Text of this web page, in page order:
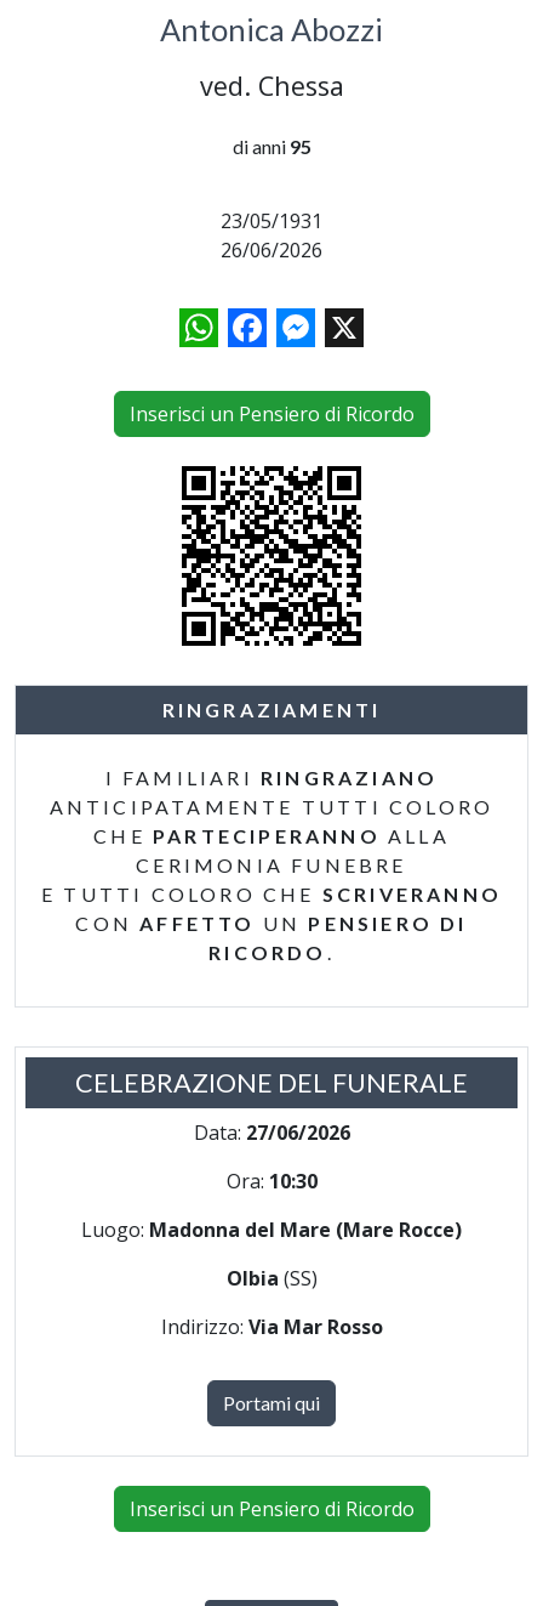
Antonica Abozzi
ved. Chessa
di anni 95
23/05/1931
26/06/2026
WhatsAppFacebookMessenger
X
Inserisci un Pensiero di Ricordo
RINGRAZIAMENTI
I FAMILIARI RINGRAZIANO
ANTICIPATAMENTE TUTTI COLORO
CHE PARTECIPERANNO ALLA
CERIMONIA FUNEBRE
E TUTTI COLORO CHE SCRIVERANNO
CONAFFETTO UN PENSIERO DI
RICORDO .
CELEBRAZIONE DEL FUNERALE
Data: 27/06/2026
Ora: 10:30
Luogo: Madonna del Mare (Mare Rocce)
Olbia (SS)
Indirizzo: Via Mar Rosso
Portami qui
Inserisci un Pensiero di Ricordo